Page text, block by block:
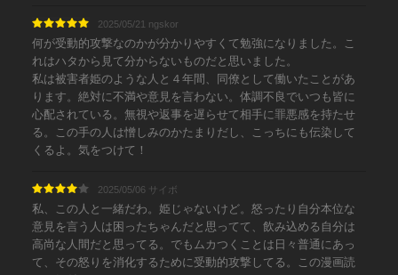
2025/05/21 ngskor
何が受動的攻撃なのかが分かりやすくて勉強になりました。こ
れはハタから見て分からないものだと思いました。
私は被害者姫のような人と４年間、同僚として働いたことがあ
ります。絶対に不満や意見を言わない。体調不良でいつも皆に
心配されている。無視や返事を遅らせて相手に罪悪感を持たせ
る。この手の人は憎しみのかたまりだし、こっちにも伝染して
くるよ。気をつけて！
2025/05/06 サイボ
私、この人と一緒だわ。姫じゃないけど。怒ったり自分本位な
意見を言う人は困ったちゃんだと思ってて、飲み込める自分は
高尚な人間だと思ってる。でもムカつくことは日々普通にあっ
て、その怒りを消化するために受動的攻撃してる。この漫画読